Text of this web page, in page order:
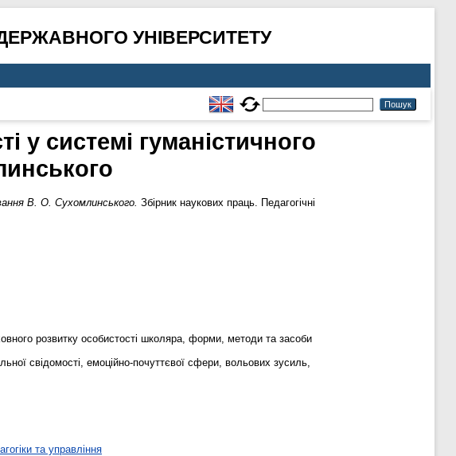
УНІВЕРСИТЕТУ
у системі гуманістичного
В. О. Сухомлинського. Збірник наукових праць. Педагогічні
розвитку особистості школяра, форми, методи та засоби
свідомості, емоційно-почуттєвої сфери, вольових зусиль,
та управління